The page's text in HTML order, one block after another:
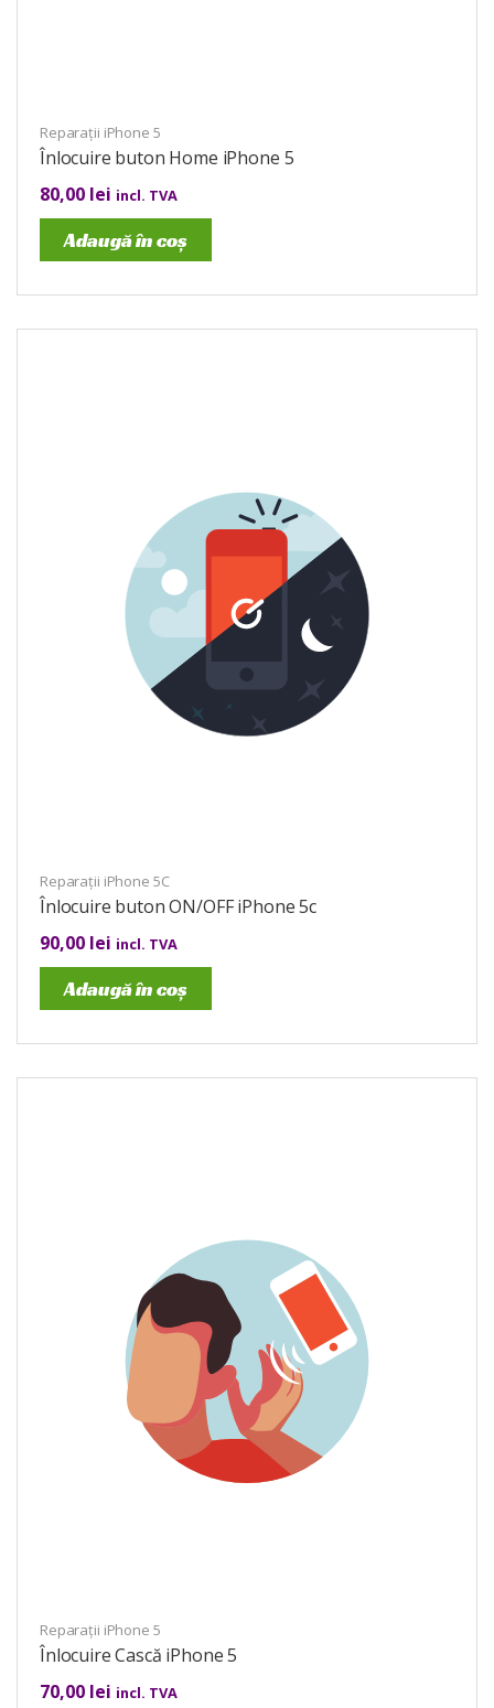
Reparații iPhone 5
Înlocuire buton Home iPhone 5
80,00 lei incl. TVA
Adaugă în coș
Reparații iPhone 5C
Înlocuire buton ON/OFF iPhone 5c
90,00 lei incl. TVA
Adaugă în coș
Reparații iPhone 5
Înlocuire Cască iPhone 5
70,00 lei incl. TVA